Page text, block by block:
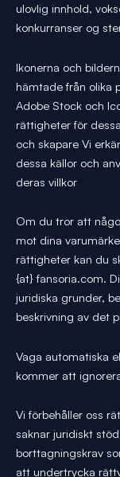
ulovlig innhold,
konkurranser og
Ikonerna och
hämtade från olika
Adobe Stock och
rättigheter för
och skapare Vi
dessa källor och
deras villkor
Om du tror att
mot dina
rättigheter kan du
{at} fansoria.com.
juridiska grunder,
beskrivning av det
Vaga automatiska
kommer att
Vi förbehåller oss
saknar juridiskt
borttagningskrav
att undertrycka